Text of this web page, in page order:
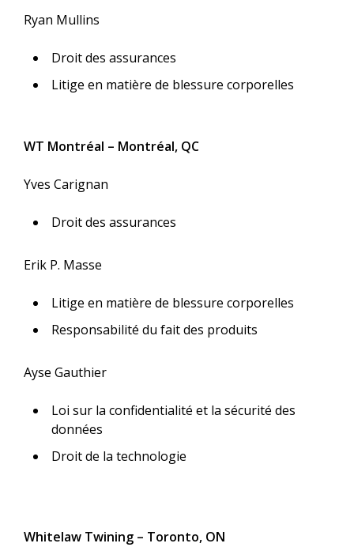
Ryan Mullins
Droit des assurances
Litige en matière de blessure corporelles
WT Montréal – Montréal, QC
Yves Carignan
Droit des assurances
Erik P. Masse
Litige en matière de blessure corporelles
Responsabilité du fait des produits
Ayse Gauthier
Loi sur la confidentialité et la sécurité des
données
Droit de la technologie
Whitelaw Twining – Toronto, ON